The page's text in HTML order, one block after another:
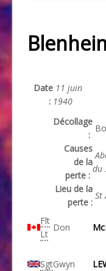
Date
:
11 juin
1940
Décollage
:
Causes
de la
perte :
du
Lieu de la
perte :
St
Flt
Lt
Don
SgtGwyn